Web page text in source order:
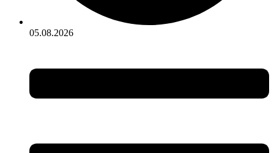
05.08.2026